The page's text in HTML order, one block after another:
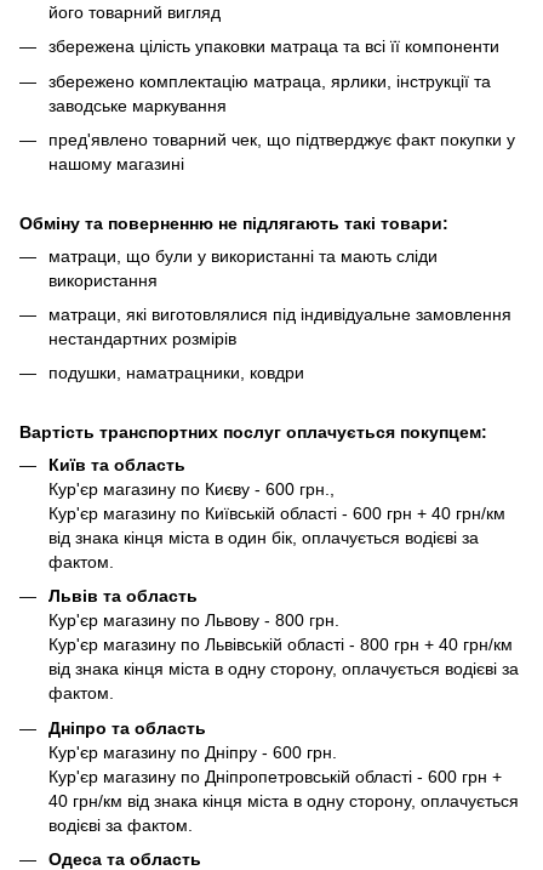
його товарний вигляд
збережена цілість упаковки матраца та всі її компоненти
збережено комплектацію матраца, ярлики, інструкції та
заводське маркування
пред'явлено товарний чек, що підтверджує факт покупки у
нашому магазині
Обміну та поверненню не підлягають такі товари:
матраци, що були у використанні та мають сліди
використання
матраци, які виготовлялися під індивідуальне замовлення
нестандартних розмірів
подушки, наматрацники, ковдри
Вартість транспортних послуг оплачується покупцем:
Київ та область
Кур'єр магазину по Києву - 600 грн.,
Кур'єр магазину по Київській області - 600 грн + 40 грн/км
від знака кінця міста в один бік, оплачується водієві за
фактом.
Львів та область
Кур'єр магазину по Львову - 800 грн.
Кур'єр магазину по Львівській області - 800 грн + 40 грн/км
від знака кінця міста в одну сторону, оплачується водієві за
фактом.
Дніпро та область
Кур'єр магазину по Дніпру - 600 грн.
Кур'єр магазину по Дніпропетровській області - 600 грн +
40 грн/км від знака кінця міста в одну сторону, оплачується
водієві за фактом.
Одеса та область